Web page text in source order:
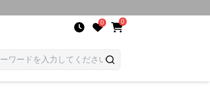
0 0